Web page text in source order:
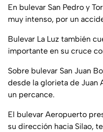
En bulevar San Pedro y
muy intenso, por un
Bulevar La Luz también
importante en su cruce
Sobre bulevar San Juan
desde la glorieta de Juan
un percance.
El bulevar Aeropuerto
su dirección hacia Silao,